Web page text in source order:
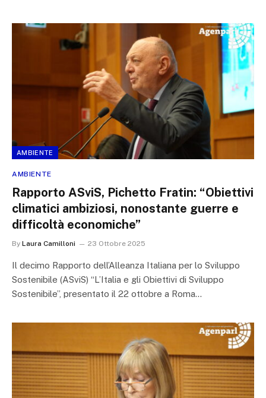
AMBIENTE
AMBIENTE
Rapporto ASviS, Pichetto Fratin: “Obiettivi
climatici ambiziosi, nonostante guerre e
difficoltà economiche”
By Laura Camilloni 23 Ottobre 2025
Il decimo Rapporto dell’Alleanza Italiana per lo Sviluppo
Sostenibile (ASviS) “L’Italia e gli Obiettivi di Sviluppo
Sostenibile”, presentato il 22 ottobre a Roma…